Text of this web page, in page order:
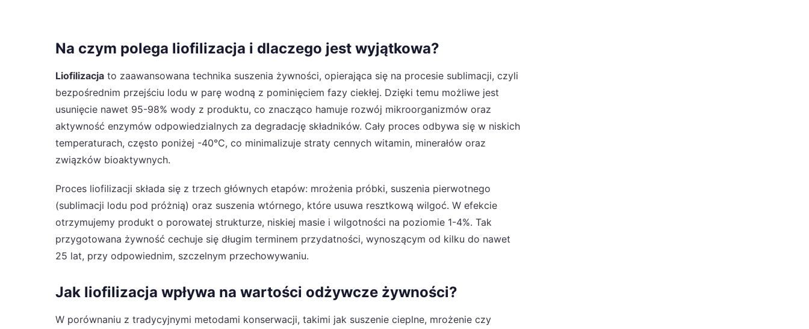
Na czym polega liofilizacja i dlaczego jest wyjątkowa?
Liofilizacja to zaawansowana technika suszenia żywności, opierająca się na procesie sublimacji, czyli
bezpośrednim przejściu lodu w parę wodną z pominięciem fazy ciekłej. Dzięki temu możliwe jest
usunięcie nawet 95-98% wody z produktu, co znacząco hamuje rozwój mikroorganizmów oraz
aktywność enzymów odpowiedzialnych za degradację składników. Cały proces odbywa się w niskich
temperaturach, często poniżej -40°C, co minimalizuje straty cennych witamin, minerałów oraz
związków bioaktywnych.
Proces liofilizacji składa się z trzech głównych etapów: mrożenia próbki, suszenia pierwotnego
(sublimacji lodu pod próżnią) oraz suszenia wtórnego, które usuwa resztkową wilgoć. W efekcie
otrzymujemy produkt o porowatej strukturze, niskiej masie i wilgotności na poziomie 1-4%. Tak
przygotowana żywność cechuje się długim terminem przydatności, wynoszącym od kilku do nawet
25 lat, przy odpowiednim, szczelnym przechowywaniu.
Jak liofilizacja wpływa na wartości odżywcze żywności?
W porównaniu z tradycyjnymi metodami konserwacji, takimi jak suszenie cieplne, mrożenie czy